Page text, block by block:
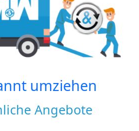
umziehen
Angebote